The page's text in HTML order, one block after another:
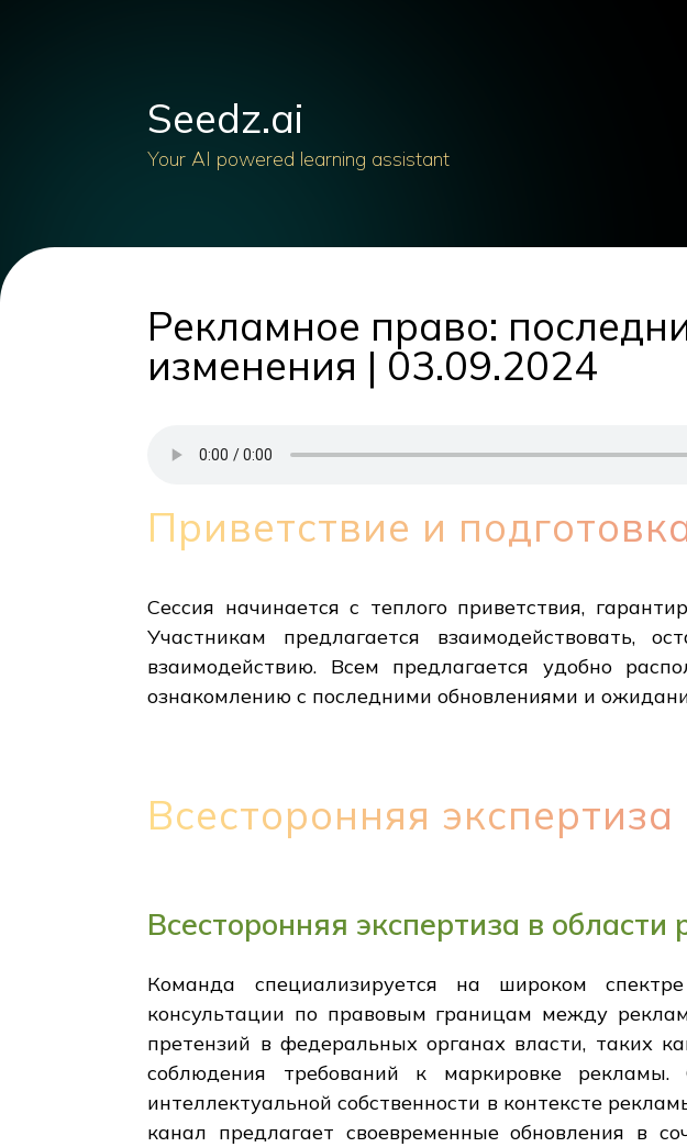
Seedz.ai
Your AI powered learning assistant
Рекламное право:
изменения | 03.09.2024
Приветствие и
Сессия начинается с теплого приветствия,
Участникам предлагается взаимодействовать,
взаимодействию. Всем предлагается удобно
ознакомлению с последними обновлениями и
Всесторонняя
Всесторонняя экспертиза в области
Команда специализируется на широком
консультации по правовым границам между
претензий в федеральных органах власти, таких
соблюдения требований к маркировке
интеллектуальной собственности в контексте
канал предлагает своевременные обновления в